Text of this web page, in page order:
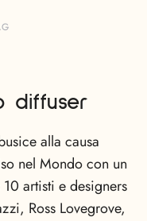
diffuser
alla causa
nel Mondo con un
artisti e designers
Ross Lovegrove,